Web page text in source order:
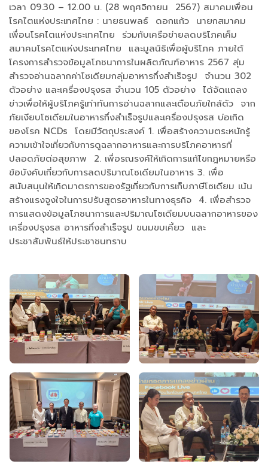
เวลา 09.30 – 12.00 น. (28 พฤศจิกายน 2567) สมาคมเพื่อน
โรคไตแห่งประเทศไทย : นายธนพลธ์ ดอกแก้ว นายกสมาคม
เพื่อนโรคไตแห่งประเทศไทย ร่วมกับเครือข่ายลดบริโภคเค็ม
สมาคมโรคไตแห่งประเทศไทย และมูลนิธิเพื่อผู้บริโภค ภายใต้
โครงการสำรวจข้อมูลโภชนาการในผลิตภัณฑ์อาหาร 2567 สุ่ม
สำรวจอ่านฉลากค่าโซเดียมกลุ่มอาหารกึ่งสำเร็จรูป จำนวน 302
ตัวอย่าง และเครื่องปรุงรส จำนวน 105 ตัวอย่าง ได้จัดแถลง
ข่าวเพื่อให้ผู้บริโภครู้เท่าทันการอ่านฉลากและเตือนภัยใกล้ตัว จาก
ภัยเงียบโซเดียมในอาหารกึ่งสำเร็จรูปและเครื่องปรุงรส บ่อเกิด
ของโรค NCDs โดยมีวัตถุประสงค์ 1. เพื่อสร้างความตระหนักรู้
ความเข้าใจเกี่ยวกับการดูฉลากอาหารและการบริโภคอาหารที่
ปลอดภัยต่อสุขภาพ 2. เพื่อรณรงค์ให้เกิดการแก้ไขกฎหมายหรือ
ข้อบังคับเกี่ยวกับการลดปริมาณโซเดียมในอาหาร 3. เพื่อ
สนับสนุนให้เกิดมาตรการของรัฐเกี่ยวกับการเก็บภาษีโซเดียม เน้น
สร้างแรงจูงใจในการปรับสูตรอาหารในทางธุรกิจ 4. เพื่อสำรวจ
การแสดงข้อมูลโภชนาการและปริมาณโซเดียมบนฉลากอาหารของ
เครื่องปรุงรส อาหารกึ่งสำเร็จรูป ขนมขบเคี้ยว และ
ประชาสัมพันธ์ให้ประชาชนทราบ